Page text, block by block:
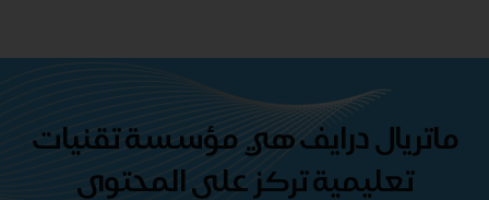
ماتريال درايف هي مؤسسة تقنيات
تعليمية تركز على المحتوى